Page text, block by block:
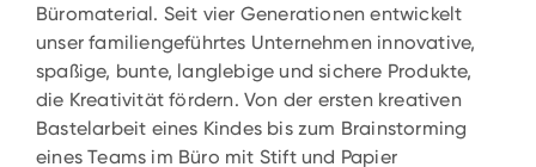
Büromaterial. Seit vier Generationen entwickelt
unser familiengeführtes Unternehmen innovative,
spaßige, bunte, langlebige und sichere Produkte,
die Kreativität fördern. Von der ersten kreativen
Bastelarbeit eines Kindes bis zum Brainstorming
eines Teams im Büro mit Stift und Papier